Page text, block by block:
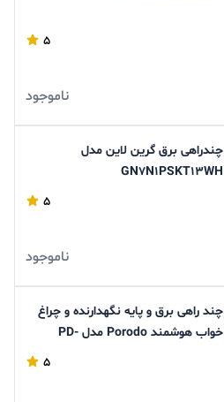
5
ناموجود
چندراهی برق گرین لاین مدل
GN7N1PSKT13WH
5
ناموجود
چند راهی برق و پایه نگهدارنده و چراغ
خواب هوشمند Porodo مدل PD-
5